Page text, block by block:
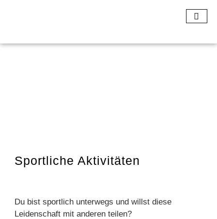
Sportliche Aktivitäten
Du bist sportlich unterwegs und willst diese
Leidenschaft mit anderen teilen?